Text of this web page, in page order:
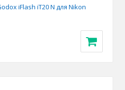
iFlash iT20 N для Nikon